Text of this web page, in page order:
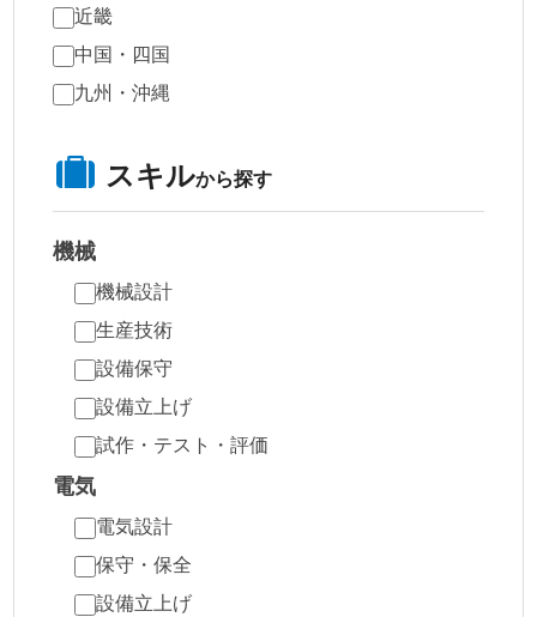
近畿
中国・四国
九州・沖縄
スキルから探す
機械
機械設計
生産技術
設備保守
設備立上げ
試作・テスト・評価
電気
電気設計
保守・保全
設備立上げ